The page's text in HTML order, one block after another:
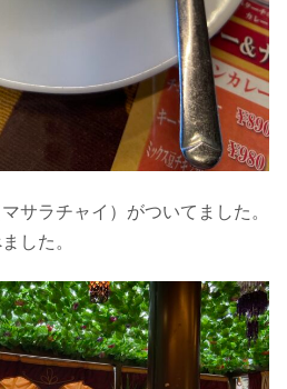
サラチャイ）がついてました。
した。